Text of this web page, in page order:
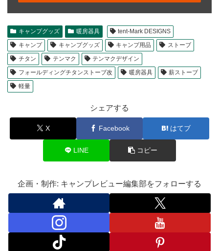
キャンプグッズ 暖房器具
tent-Mark DESIGNS
キャンプ
キャンプグッズ キャンプ用品
ストーブ
チタン
テンマク
テンマクデザイン
フォールディングチタンストーブ改
暖房器具
薪ストーブ
軽量
シェアする
X Facebook はてブ
LINE コピー
企画・制作: キャンプレビュー編集部をフォローする